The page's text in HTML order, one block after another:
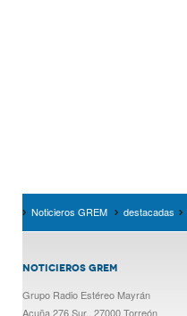
Noticieros GREM destacadas
NOTICIEROS GREM
Grupo Radio Estéreo Mayrán
Acuña 276 Sur., 27000 Torreón